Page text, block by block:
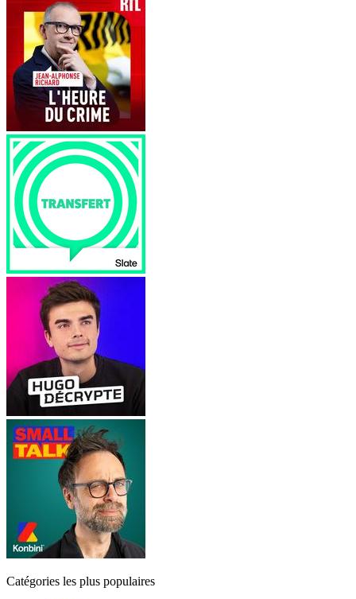
Catégories les plus populaires